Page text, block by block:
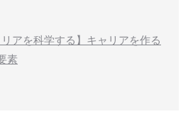
リアを科学する】キャリアを作る
素